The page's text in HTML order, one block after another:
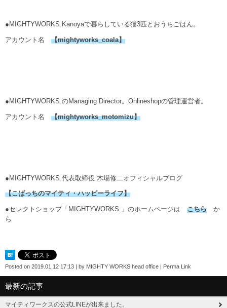
●MIGHTYWORKS.Kanoyaで暮らしている猫3匹とおうちごはん。
アカウント名 【mightyworks_coala】
●MIGHTYWORKS.のManaging Director。Onlineshopの管理運営者。
アカウント名 【mightyworks_motomizu】
●MIGHTYWORKS.代表取締役 木場修二オフィシャルブログ
【こばっちのマイティ・ハッピーライフ】
●セレクトショップ「MIGHTYWORKS.」のホームページは こちら か
ら
Posted on 2019.01.12 17:13 | by MIGHTY WORKS head office | Perma Link
最新の記事
マイティワークスの公式LINEが出来ました。